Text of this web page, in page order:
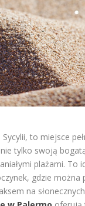
to miejsce
tylko swoją
plażami. To
gdzie można
na